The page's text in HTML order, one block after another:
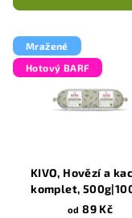
r
o
d
u
V
ý
p
Mražené
Hotový BARF
KIVO, Hovězí a
komplet,
od 89 Kč